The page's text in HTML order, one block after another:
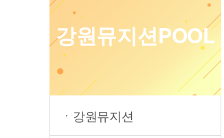
강원뮤지션POOL
ㆍ강원뮤지션